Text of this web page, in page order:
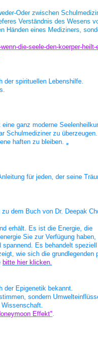
Oder zwischen
Verständnis des Wesens
Händen eines Mediziners,
die-seele-den-koerper-heilt-
der spirituellen Lebenshilfe.
ganz moderne
Schulmediziner zu überzeugen.
haften zu bleiben. „
für jeden, der seine
dem Buch von Dr. Deepak
erhält. Es ist die Energie, die
Sie zur Verfügung haben,
Es behandelt
wie sich die grundlegenden
bitte hier klicken.
der Epigenetik bekannt.
sondern
Effekt".